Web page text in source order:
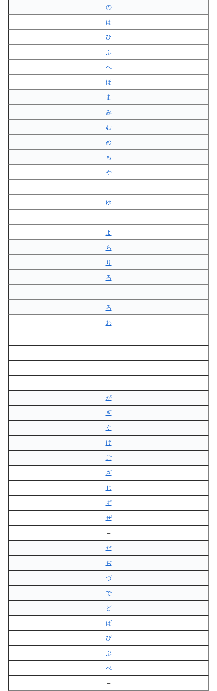
の
は
ひ
ふ
へ
ほ
ま
み
む
め
も
や
–
ゆ
–
よ
ら
り
る
–
ろ
わ
–
–
–
–
が
ぎ
ぐ
げ
ご
ざ
じ
ず
ぜ
–
だ
ぢ
づ
で
ど
ば
び
ぶ
べ
–